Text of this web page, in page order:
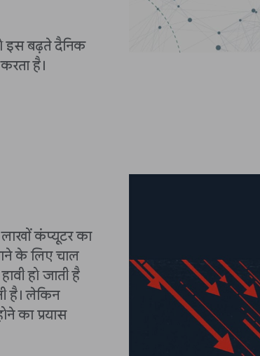
इस बढ़ते दैनिक
है।
कंप्यूटर का
के लिए चाल
हो जाती है
है। लेकिन
का प्रयास